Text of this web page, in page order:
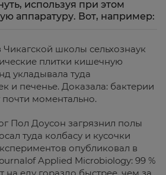
используя при этом
аппаратуру. Вот, например:
школы сельхознаук
плитки кишечную
укладывала туда
и печенье. Доказала: бактерии
почти моментально.
Пол Доусон загрязнил полы
туда колбасу и кусочки
опубликовал в
Applied Microbiology: 99 %